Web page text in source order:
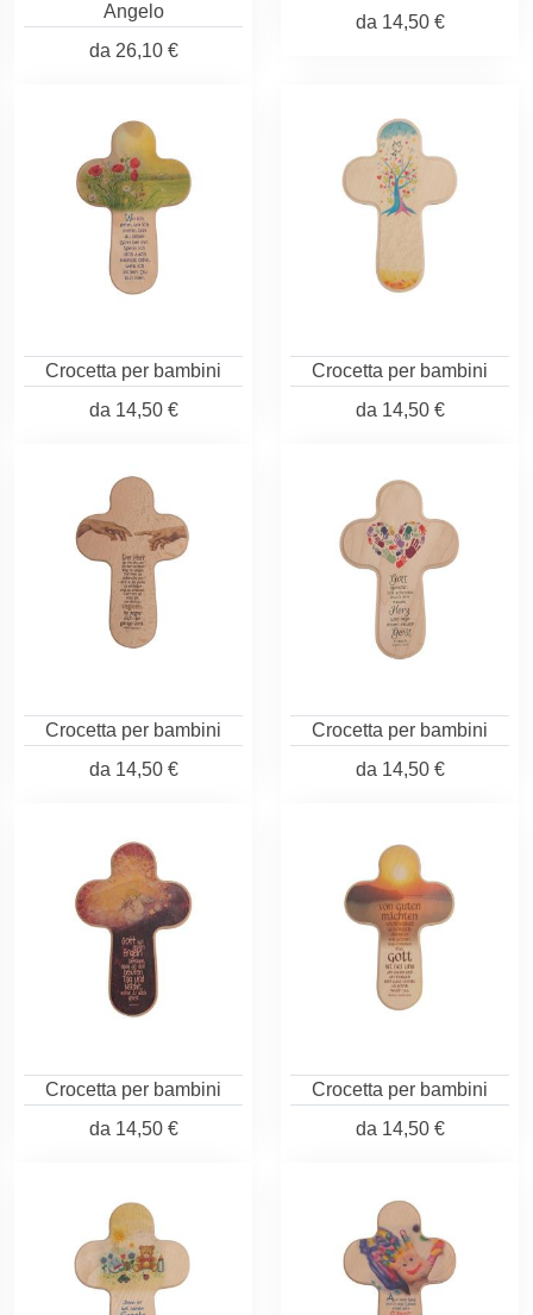
Angelo
da 26,10 €
da 14,50 €
Crocetta per bambini
da 14,50 €
Crocetta per bambini
da 14,50 €
Crocetta per bambini
da 14,50 €
Crocetta per bambini
da 14,50 €
Crocetta per bambini
da 14,50 €
Crocetta per bambini
da 14,50 €